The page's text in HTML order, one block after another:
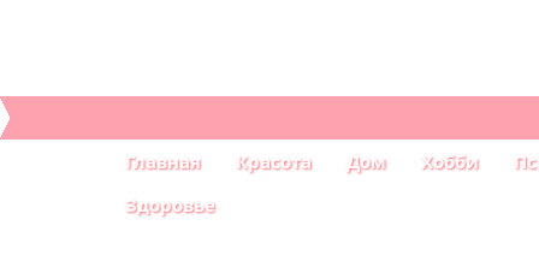
Главная Красота Дом Хобби
Здоровье